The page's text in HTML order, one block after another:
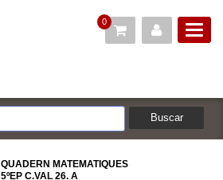
0
QUADERN MATEMATIQUES
5ºEP C.VAL 26. A